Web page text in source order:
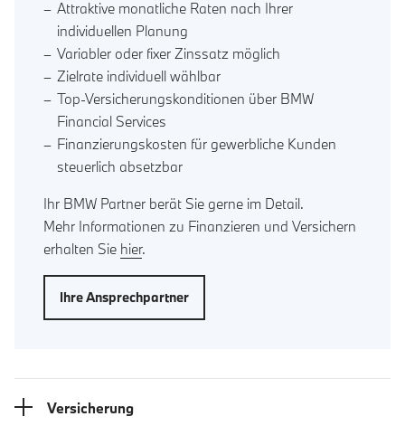
Attraktive monatliche Raten nach Ihrer
individuellen Planung
Variabler oder fixer Zinssatz möglich
Zielrate individuell wählbar
Top-Versicherungskonditionen über BMW
Financial Services
Finanzierungskosten für gewerbliche Kunden
steuerlich absetzbar
Ihr BMW Partner berät Sie gerne im Detail.
Mehr Informationen zu Finanzieren und Versichern
erhalten Sie hier.
Ihre Ansprechpartner
Versicherung